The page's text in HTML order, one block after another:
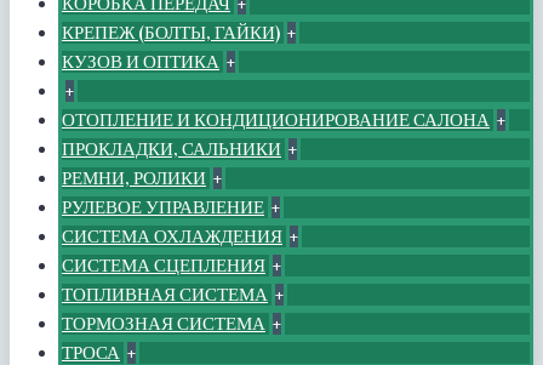
КРЕПЕЖ (БОЛТЫ, ГАЙКИ) +
КУЗОВ И ОПТИКА +
+
ОТОПЛЕНИЕ И КОНДИЦИОНИРОВАНИЕ САЛОНА +
ПРОКЛАДКИ, САЛЬНИКИ +
РЕМНИ, РОЛИКИ +
РУЛЕВОЕ УПРАВЛЕНИЕ +
СИСТЕМА ОХЛАЖДЕНИЯ +
СИСТЕМА СЦЕПЛЕНИЯ +
ТОПЛИВНАЯ СИСТЕМА +
ТОРМОЗНАЯ СИСТЕМА +
ТРОСА +